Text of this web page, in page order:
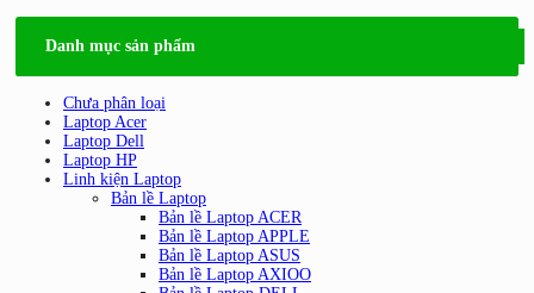
Danh mục sản phẩm
Chưa phân loại
Laptop Acer
Laptop Dell
Laptop HP
Linh kiện Laptop
Bản lề Laptop
Bản lề Laptop ACER
Bản lề Laptop APPLE
Bản lề Laptop ASUS
Bản lề Laptop AXIOO